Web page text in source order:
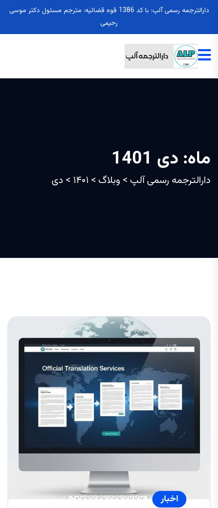
دارالترجمه رسمی آلپ: با کد 1386 قوه قضائیه: مترجم مسئول دکتر موسی
رحیمی
ماه: دی 1401
دارالترجمه رسمی آلپ > وبلاگ > ۱۴۰۱ > دی
اخبار